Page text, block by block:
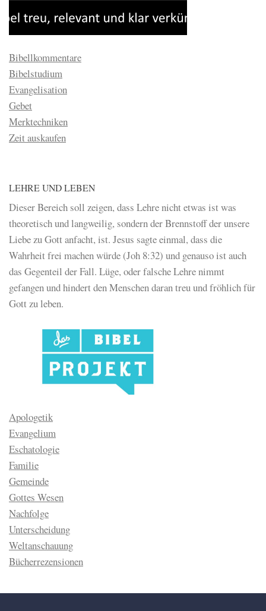
Bibellkommentare
Bibelstudium
Evangelisation
Gebet
Merktechniken
Zeit auskaufen
LEHRE UND LEBEN
Dieser Bereich soll zeigen, dass Lehre nicht etwas ist was
theoretisch und langweilig, sondern der Brennstoff der unsere
Liebe zu Gott anfacht, ist. Jesus sagte einmal, dass die
Wahrheit frei machen würde (Joh 8:32) und genauso ist auch
das Gegenteil der Fall. Lüge, oder falsche Lehre nimmt
gefangen und hindert den Menschen daran treu und fröhlich für
Gott zu leben.
Apologetik
Evangelium
Eschatologie
Familie
Gemeinde
Gottes Wesen
Nachfolge
Unterscheidung
Weltanschauung
Bücherrezensionen